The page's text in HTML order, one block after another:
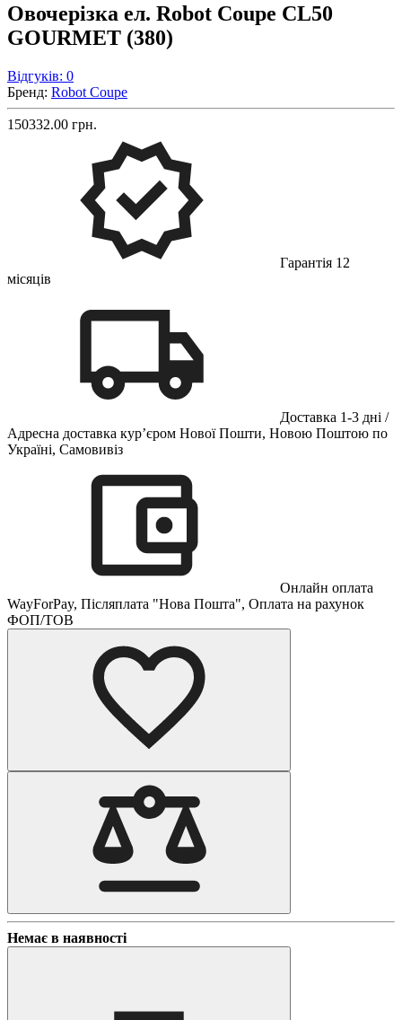
Овочерізка ел. Robot Coupe CL50
GOURMET (380)
Відгуків: 0
Бренд: Robot Coupe
150332.00 грн.
Гарантія 12
місяців
Доставка 1-3 дні /
Адресна доставка кур’єром Нової Пошти, Новою Поштою по
Україні, Самовивіз
Онлайн оплата
WayForPay, Післяплата "Нова Пошта", Оплата на рахунок
ФОП/ТОВ
Немає в наявності